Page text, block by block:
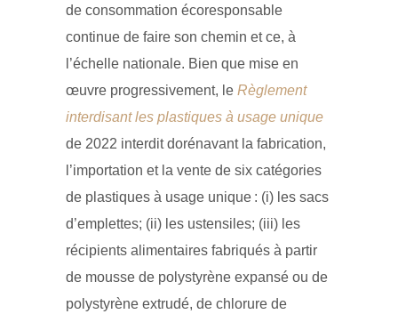
de consommation écoresponsable
continue de faire son chemin et ce, à
l’échelle nationale. Bien que mise en
œuvre progressivement, le Règlement
interdisant les plastiques à usage unique
de 2022 interdit dorénavant la fabrication,
l’importation et la vente de six catégories
de plastiques à usage unique : (i) les sacs
d’emplettes; (ii) les ustensiles; (iii) les
récipients alimentaires fabriqués à partir
de mousse de polystyrène expansé ou de
polystyrène extrudé, de chlorure de